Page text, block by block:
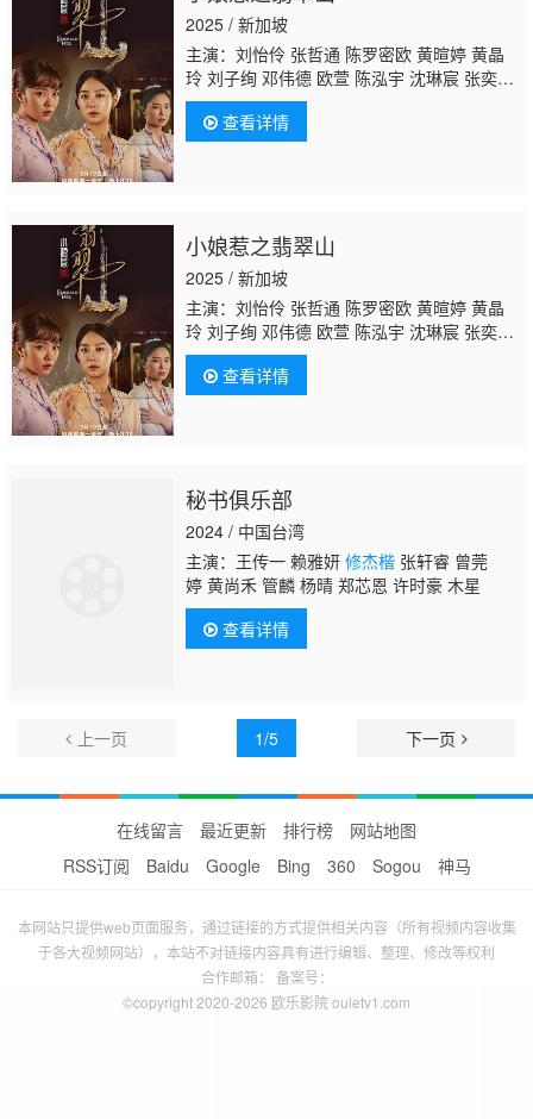
2025 / 新加坡
主演：刘怡伶 张哲通 陈罗密欧 黄暄婷 黄晶
玲 刘子绚 邓伟德 欧萱 陈泓宇 沈琳宸 张奕
恺 陈莉萍 翟思铭 郭坤耀 吴俐璇 朱泽亮 郑惠
玉 姚懿珊 黄振隆 曾晓晴 郑六月 胡煜诗 萧歆
霓 林昭婷 曾诗梅 卓芳娴 黄俊雄 陈丽贞 陈天
查看详情
小娘惹之翡翠山
2025 / 新加坡
主演：刘怡伶 张哲通 陈罗密欧 黄暄婷 黄晶
玲 刘子绚 邓伟德 欧萱 陈泓宇 沈琳宸 张奕
恺 陈莉萍 翟思铭 郭坤耀 吴俐璇 朱泽亮 郑惠
玉 姚懿珊 黄振隆 曾晓晴 郑六月 胡煜诗 萧歆
霓 林昭婷 曾诗梅 卓芳娴 黄俊雄 陈丽贞 陈天
查看详情
秘书俱乐部
2024 / 中国台湾
主演：王传一 赖雅妍 修杰楷张轩睿 曾莞
婷 黄尚禾 管麟 杨晴 郑芯恩 许时豪 木星
查看详情
上一页 1/5 下一页
在线留言 最近更新 排行榜
网站地图
RSS订阅
Baidu Google Bing 360 Sogou 神马
本网站只提供web页面服务，通过链接的方式提供相关内容（所有视频内容收集
于各大视频网站），本站不对链接内容具有进行编辑、整理、修改等权利
合作邮箱： 备案号：
©copyright 2020-2026 欧乐影院 ouletv1.com